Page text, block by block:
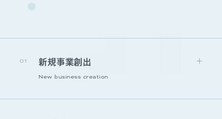
01 新規事業創出
New business creation